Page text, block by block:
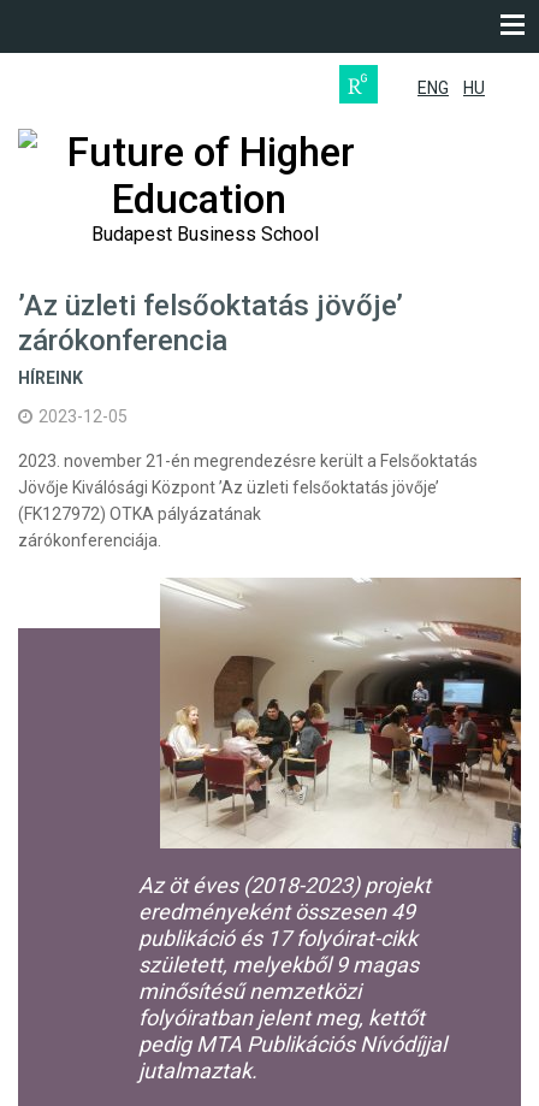
ENG HU
Future of Higher
Education
Budapest Business School
’Az üzleti felsőoktatás jövője’
zárókonferencia
HÍREINK
2023-12-05
2023. november 21-én megrendezésre került a Felsőoktatás
Jövője Kiválósági Központ ’Az üzleti felsőoktatás jövője’
(FK127972) OTKA pályázatának
zárókonferenciája.
Az öt éves (2018-2023) projekt
eredményeként összesen 49
publikáció és 17 folyóirat-cikk
született, melyekből 9 magas
minősítésű nemzetközi
folyóiratban jelent meg, kettőt
pedig MTA Publikációs Nívódíjjal
jutalmaztak.